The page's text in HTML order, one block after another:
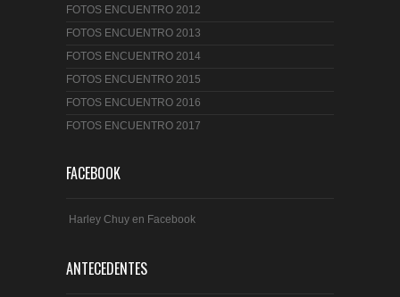
FOTOS ENCUENTRO 2012
FOTOS ENCUENTRO 2013
FOTOS ENCUENTRO 2014
FOTOS ENCUENTRO 2015
FOTOS ENCUENTRO 2016
FOTOS ENCUENTRO 2017
FACEBOOK
Harley Chuy en Facebook
ANTECEDENTES